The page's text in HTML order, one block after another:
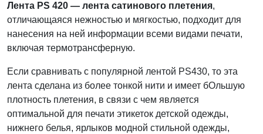
Лента PS 420 — лента сатинового плетения,
отличающаяся нежностью и мягкостью, подходит для
нанесения на ней информации всеми видами печати,
включая термотрансферную.
Если сравнивать с популярной лентой PS430, то эта
лента сделана из более тонкой нити и имеет бОльшую
плотность плетения, в связи с чем является
оптимальной для печати этикеток детской одежды,
нижнего белья, ярлыков модной стильной одежды,